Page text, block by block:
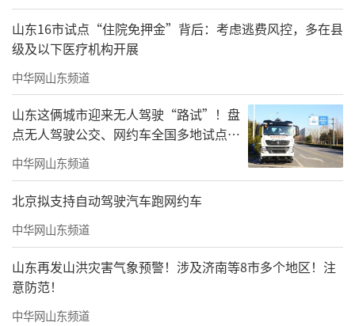
山东16市试点“住院免押金”背后：考虑逃费风控，多在县
级及以下医疗机构开展
中华网山东频道
山东这俩城市迎来无人驾驶“路试”！盘
点无人驾驶公交、网约车全国多地试点之
路
中华网山东频道
北京拟支持自动驾驶汽车跑网约车
中华网山东频道
山东再发山洪灾害气象预警！涉及济南等8市多个地区！注
意防范！
中华网山东频道